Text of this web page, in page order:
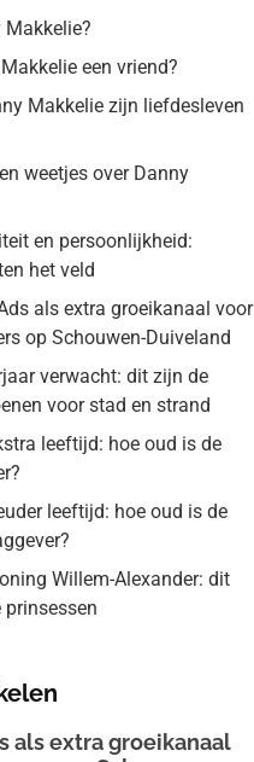
Makkelie?
een vriend?
Makkelie zijn liefdesleven
weetjes over Danny
en persoonlijkheid:
het veld
als extra groeikanaal voor
op Schouwen-Duiveland
verwacht: dit zijn de
voor stad en strand
leeftijd: hoe oud is de
leeftijd: hoe oud is de
Willem-Alexander: dit
als extra groeikanaal